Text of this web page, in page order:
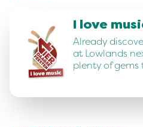
I love
Already
at Lowlands
plenty of gems